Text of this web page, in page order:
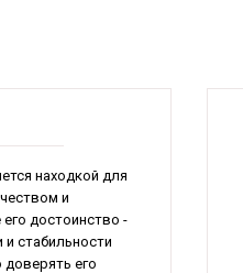
находкой для
и
достоинство -
стабильности
его